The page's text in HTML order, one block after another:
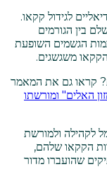
לגידול קקאו.
בין הגורמים
הגשמים השופעת
משגשגים.
קראו גם את המאמר
האלים" ומורשתו
לקהילה ולמורשת
הקקאו שלהם,
שהועברו מדור